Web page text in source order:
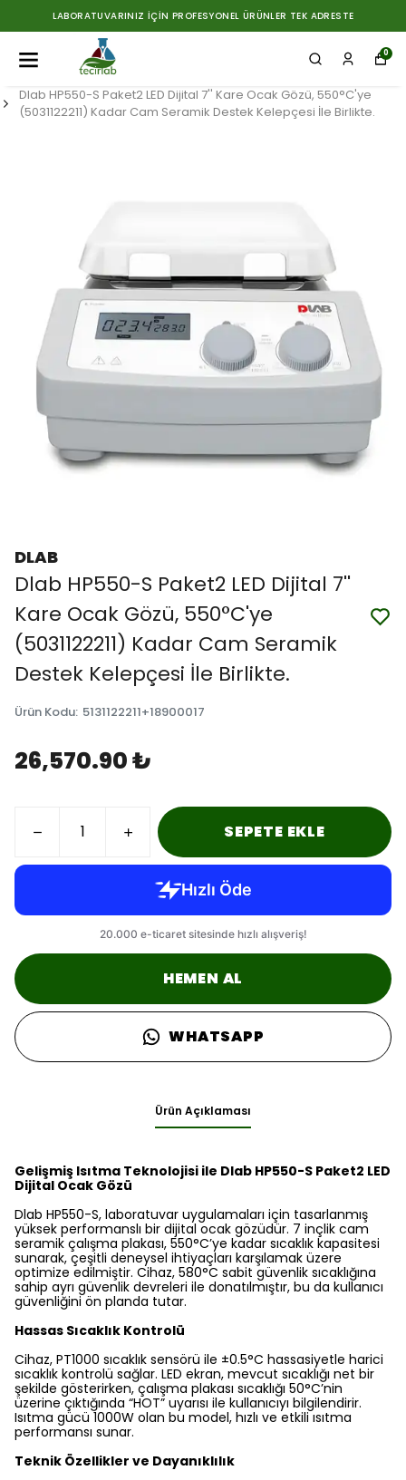
LABORATUVARINIZ İÇIN PROFESYONEL ÜRÜNLER TEK ADRESTE
0
Dlab HP550-S Paket2 LED Dijital 7'' Kare Ocak Gözü, 550°C'ye
(5031122211) Kadar Cam Seramik Destek Kelepçesi İle Birlikte.
DLAB
Dlab HP550-S Paket2 LED Dijital 7''
Kare Ocak Gözü, 550°C'ye
(5031122211) Kadar Cam Seramik
Destek Kelepçesi İle Birlikte.
Ürün Kodu: 5131122211+18900017
26,570.90 ₺
SEPETE EKLE
HEMEN AL
WHATSAPP
Ürün Açıklaması
Gelişmiş Isıtma Teknolojisi ile Dlab HP550-S Paket2 LED
Dijital Ocak Gözü
Dlab HP550-S, laboratuvar uygulamaları için tasarlanmış
yüksek performanslı bir dijital ocak gözüdür. 7 inçlik cam
seramik çalışma plakası, 550°C’ye kadar sıcaklık kapasitesi
sunarak, çeşitli deneysel ihtiyaçları karşılamak üzere
optimize edilmiştir. Cihaz, 580°C sabit güvenlik sıcaklığına
sahip ayrı güvenlik devreleri ile donatılmıştır, bu da kullanıcı
güvenliğini ön planda tutar.
Hassas Sıcaklık Kontrolü
Cihaz, PT1000 sıcaklık sensörü ile ±0.5°C hassasiyetle harici
sıcaklık kontrolü sağlar. LED ekran, mevcut sıcaklığı net bir
şekilde gösterirken, çalışma plakası sıcaklığı 50°C’nin
üzerine çıktığında “HOT” uyarısı ile kullanıcıyı bilgilendirir.
Isıtma gücü 1000W olan bu model, hızlı ve etkili ısıtma
performansı sunar.
Teknik Özellikler ve Dayanıklılık